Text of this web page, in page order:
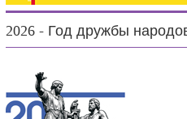
2026 - Год дружбы